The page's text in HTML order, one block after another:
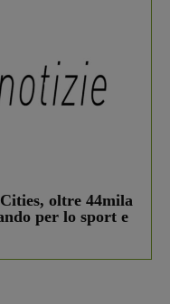
oltre 44mila
per lo sport e